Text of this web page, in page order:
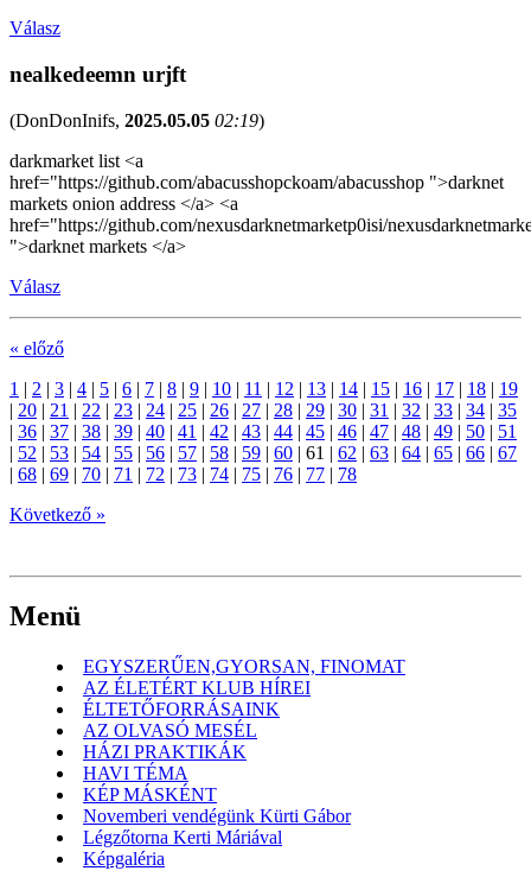
Válasz
nealkedeemn urjft
(DonDonInifs, 2025.05.05 02:19)
darkmarket list <a
href="https://github.com/abacusshopckoam/abacusshop ">darknet
markets onion address </a> <a
href="https://github.com/nexusdarknetmarketp0isi/
">darknet markets </a>
Válasz
« előző
1 | 2 | 3 | 4 | 5 | 6 | 7 | 8 | 9 | 10 | 11 | 12 | 13 | 14 | 15 | 16 | 17 | 18 | 19
| 20 | 21 | 22 | 23 | 24 | 25 | 26 | 27 | 28 | 29 | 30 | 31 | 32 | 33 | 34 | 35
| 36 | 37 | 38 | 39 | 40 | 41 | 42 | 43 | 44 | 45 | 46 | 47 | 48 | 49 | 50 | 51
| 52 | 53 | 54 | 55 | 56 | 57 | 58 | 59 | 60 | 61 | 62 | 63 | 64 | 65 | 66 | 67
| 68 | 69 | 70 | 71 | 72 | 73 | 74 | 75 | 76 | 77 | 78
Következő »
Menü
EGYSZERŰEN,GYORSAN, FINOMAT
AZ ÉLETÉRT KLUB HÍREI
ÉLTETŐFORRÁSAINK
AZ OLVASÓ MESÉL
HÁZI PRAKTIKÁK
HAVI TÉMA
KÉP MÁSKÉNT
Novemberi vendégünk Kürti Gábor
Légzőtorna Kerti Máriával
Képgaléria